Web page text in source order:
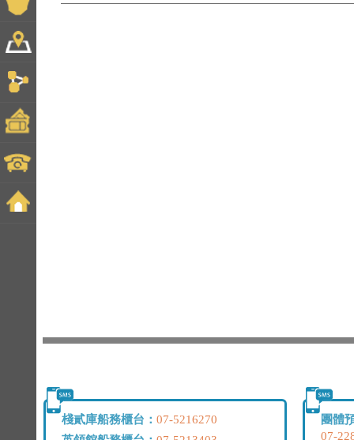
棧貳庫船務櫃台： 07-5216270 團體
07-